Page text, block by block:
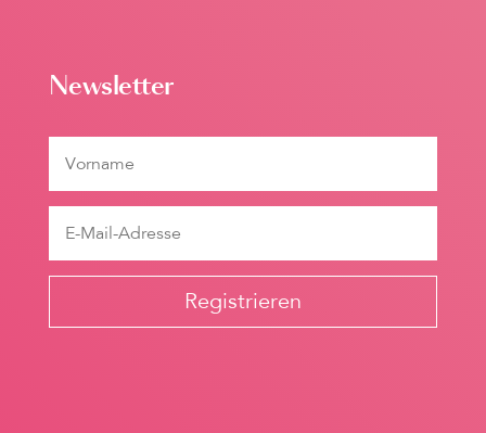
Newsletter
Registrieren